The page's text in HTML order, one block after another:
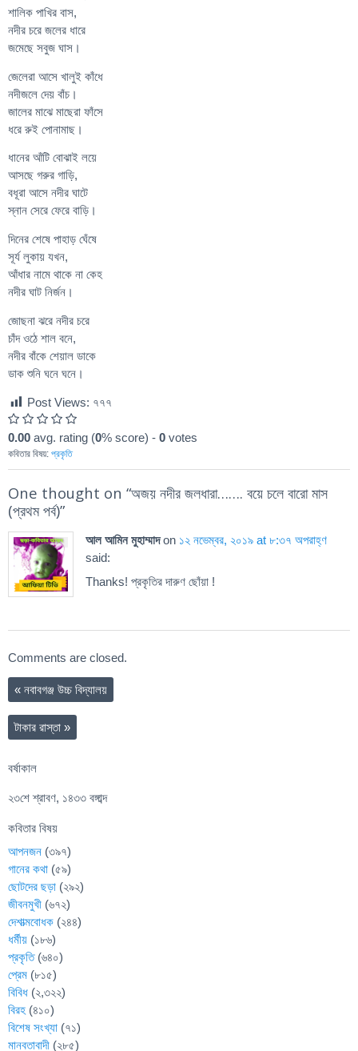
শালিক পাখির বাস,
নদীর চরে জলের ধারে
জমেছে সবুজ ঘাস।
জেলেরা আসে খালুই কাঁধে
নদীজলে দেয় বাঁচ।
জালের মাঝে মাছেরা ফাঁসে
ধরে রুই পোনামাছ।
ধানের আঁটি বোঝাই লয়ে
আসছে গরুর গাড়ি,
বধূরা আসে নদীর ঘাটে
স্নান সেরে ফেরে বাড়ি।
দিনের শেষে পাহাড় ঘেঁষে
সূর্য লুকায় যখন,
আঁধার নামে থাকে না কেহ
নদীর ঘাট নির্জন।
জোছনা ঝরে নদীর চরে
চাঁদ ওঠে শাল বনে,
নদীর বাঁকে শেয়াল ডাকে
ডাক শুনি ঘনে ঘনে।
Post Views: ৭৭৭
0.00 avg. rating (0% score) - 0 votes
কবিতার বিষয়: প্রকৃতি
One thought on “অজয় নদীর জলধারা……. বয়ে চলে বারো মাস
(প্রথম পর্ব)”
আল আমিন মুহাম্মাদon ১২ নভেম্বর, ২০১৯ at ৮:৩৭ অপরাহ্ণ
said:
Thanks! প্রকৃতির দারুণ ছোঁয়া !
Comments are closed.
« নবাবগঞ্জ উচ্চ বিদ্যালয়
টাকার রাস্তা »
বর্ষাকাল
২৩শে শ্রাবণ, ১৪৩৩ বঙ্গাব্দ
কবিতার বিষয়
আপনজন (৩৯৭)
গানের কথা (৫৯)
ছোটদের ছড়া (২৯২)
জীবনমুখী (৬৭২)
দেশাত্মবোধক (২৪৪)
ধর্মীয় (১৮৬)
প্রকৃতি(৬৪০)
প্রেম (৮১৫)
বিবিধ (২,৩২২)
বিরহ (৪১০)
বিশেষ সংখ্যা (৭১)
মানবতাবাদী (২৮৫)